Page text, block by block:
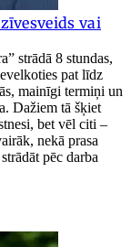
vai
strādā 8 stundas,
pat līdz
mainīgi termiņi un
Dažiem tā šķiet
bet vēl citi –
nekā prasa
pēc darba